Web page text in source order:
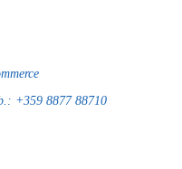
+359 8877 88710